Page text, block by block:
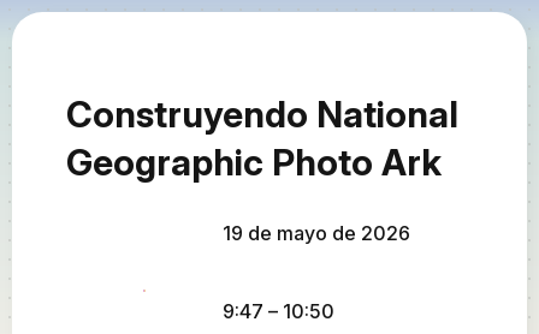
Construyendo National
Geographic Photo Ark
19 de mayo de 2026
9:47 – 10:50